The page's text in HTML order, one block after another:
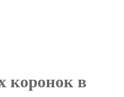
коронок в